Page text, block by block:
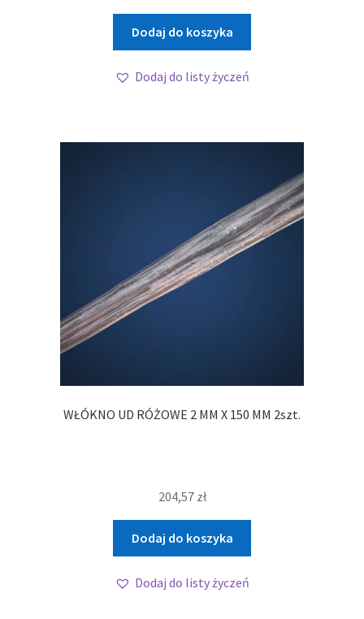
Dodaj do koszyka
Dodaj do listy życzeń
WŁÓKNO UD RÓŻOWE 2 MM X 150 MM 2szt.
204,57 zł
Dodaj do koszyka
Dodaj do listy życzeń